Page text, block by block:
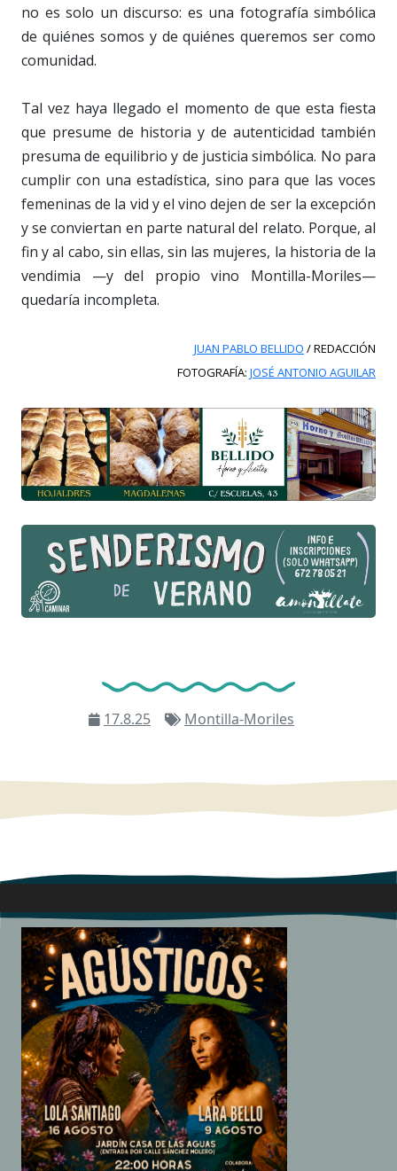
no es solo un discurso: es una fotografía simbólica
de quiénes somos y de quiénes queremos ser como
comunidad.
Tal vez haya llegado el momento de que esta fiesta
que presume de historia y de autenticidad también
presuma de equilibrio y de justicia simbólica. No para
cumplir con una estadística, sino para que las voces
femeninas de la vid y el vino dejen de ser la excepción
y se conviertan en parte natural del relato. Porque, al
fin y al cabo, sin ellas, sin las mujeres, la historia de la
vendimia —y del propio vino Montilla-Moriles—
quedaría incompleta.
JUAN PABLO BELLIDO / REDACCIÓN
FOTOGRAFÍA: JOSÉ ANTONIO AGUILAR
17.8.25 Montilla-Moriles